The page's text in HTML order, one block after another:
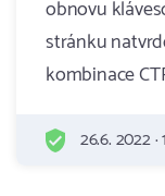
obnovu
stránku
kombinace
26.6. 2022